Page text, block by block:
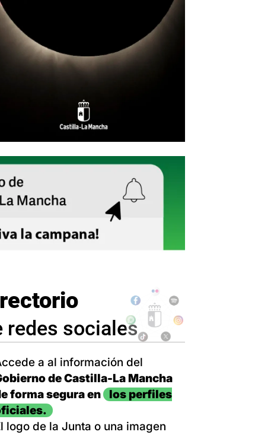
redes sociales
a al información del
de Castilla-La Mancha
forma segura en
los perfiles
logo de la Junta o una imagen